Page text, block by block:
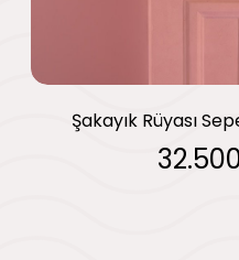
Şakayık Rüyası